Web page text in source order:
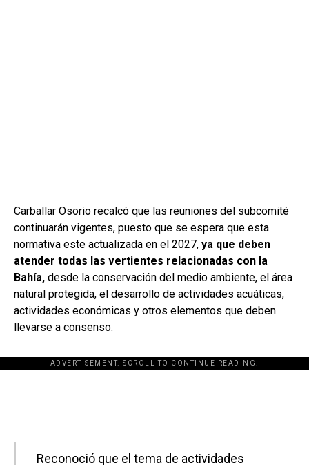
Carballar Osorio recalcó que las reuniones del subcomité
continuarán vigentes, puesto que se espera que esta
normativa este actualizada en el 2027, ya que deben
atender todas las vertientes relacionadas con la
Bahía, desde la conservación del medio ambiente, el área
natural protegida, el desarrollo de actividades acuáticas,
actividades económicas y otros elementos que deben
llevarse a consenso.
ADVERTISEMENT. SCROLL TO CONTINUE READING.
[adsforwp id="243463"]
Reconoció que el tema de actividades